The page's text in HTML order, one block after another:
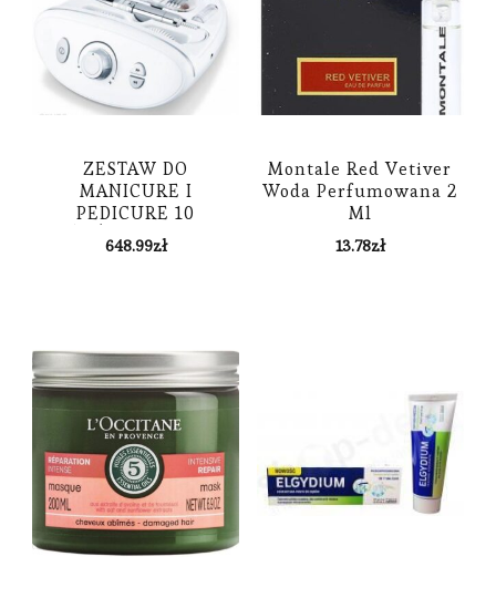
ZESTAW DO
MANICURE I
PEDICURE 10
KOŃCÓWEK ELLE BY
BEURER MPE 100
648.99zł
Montale Red Vetiver
Woda Perfumowana 2
Ml
13.78zł